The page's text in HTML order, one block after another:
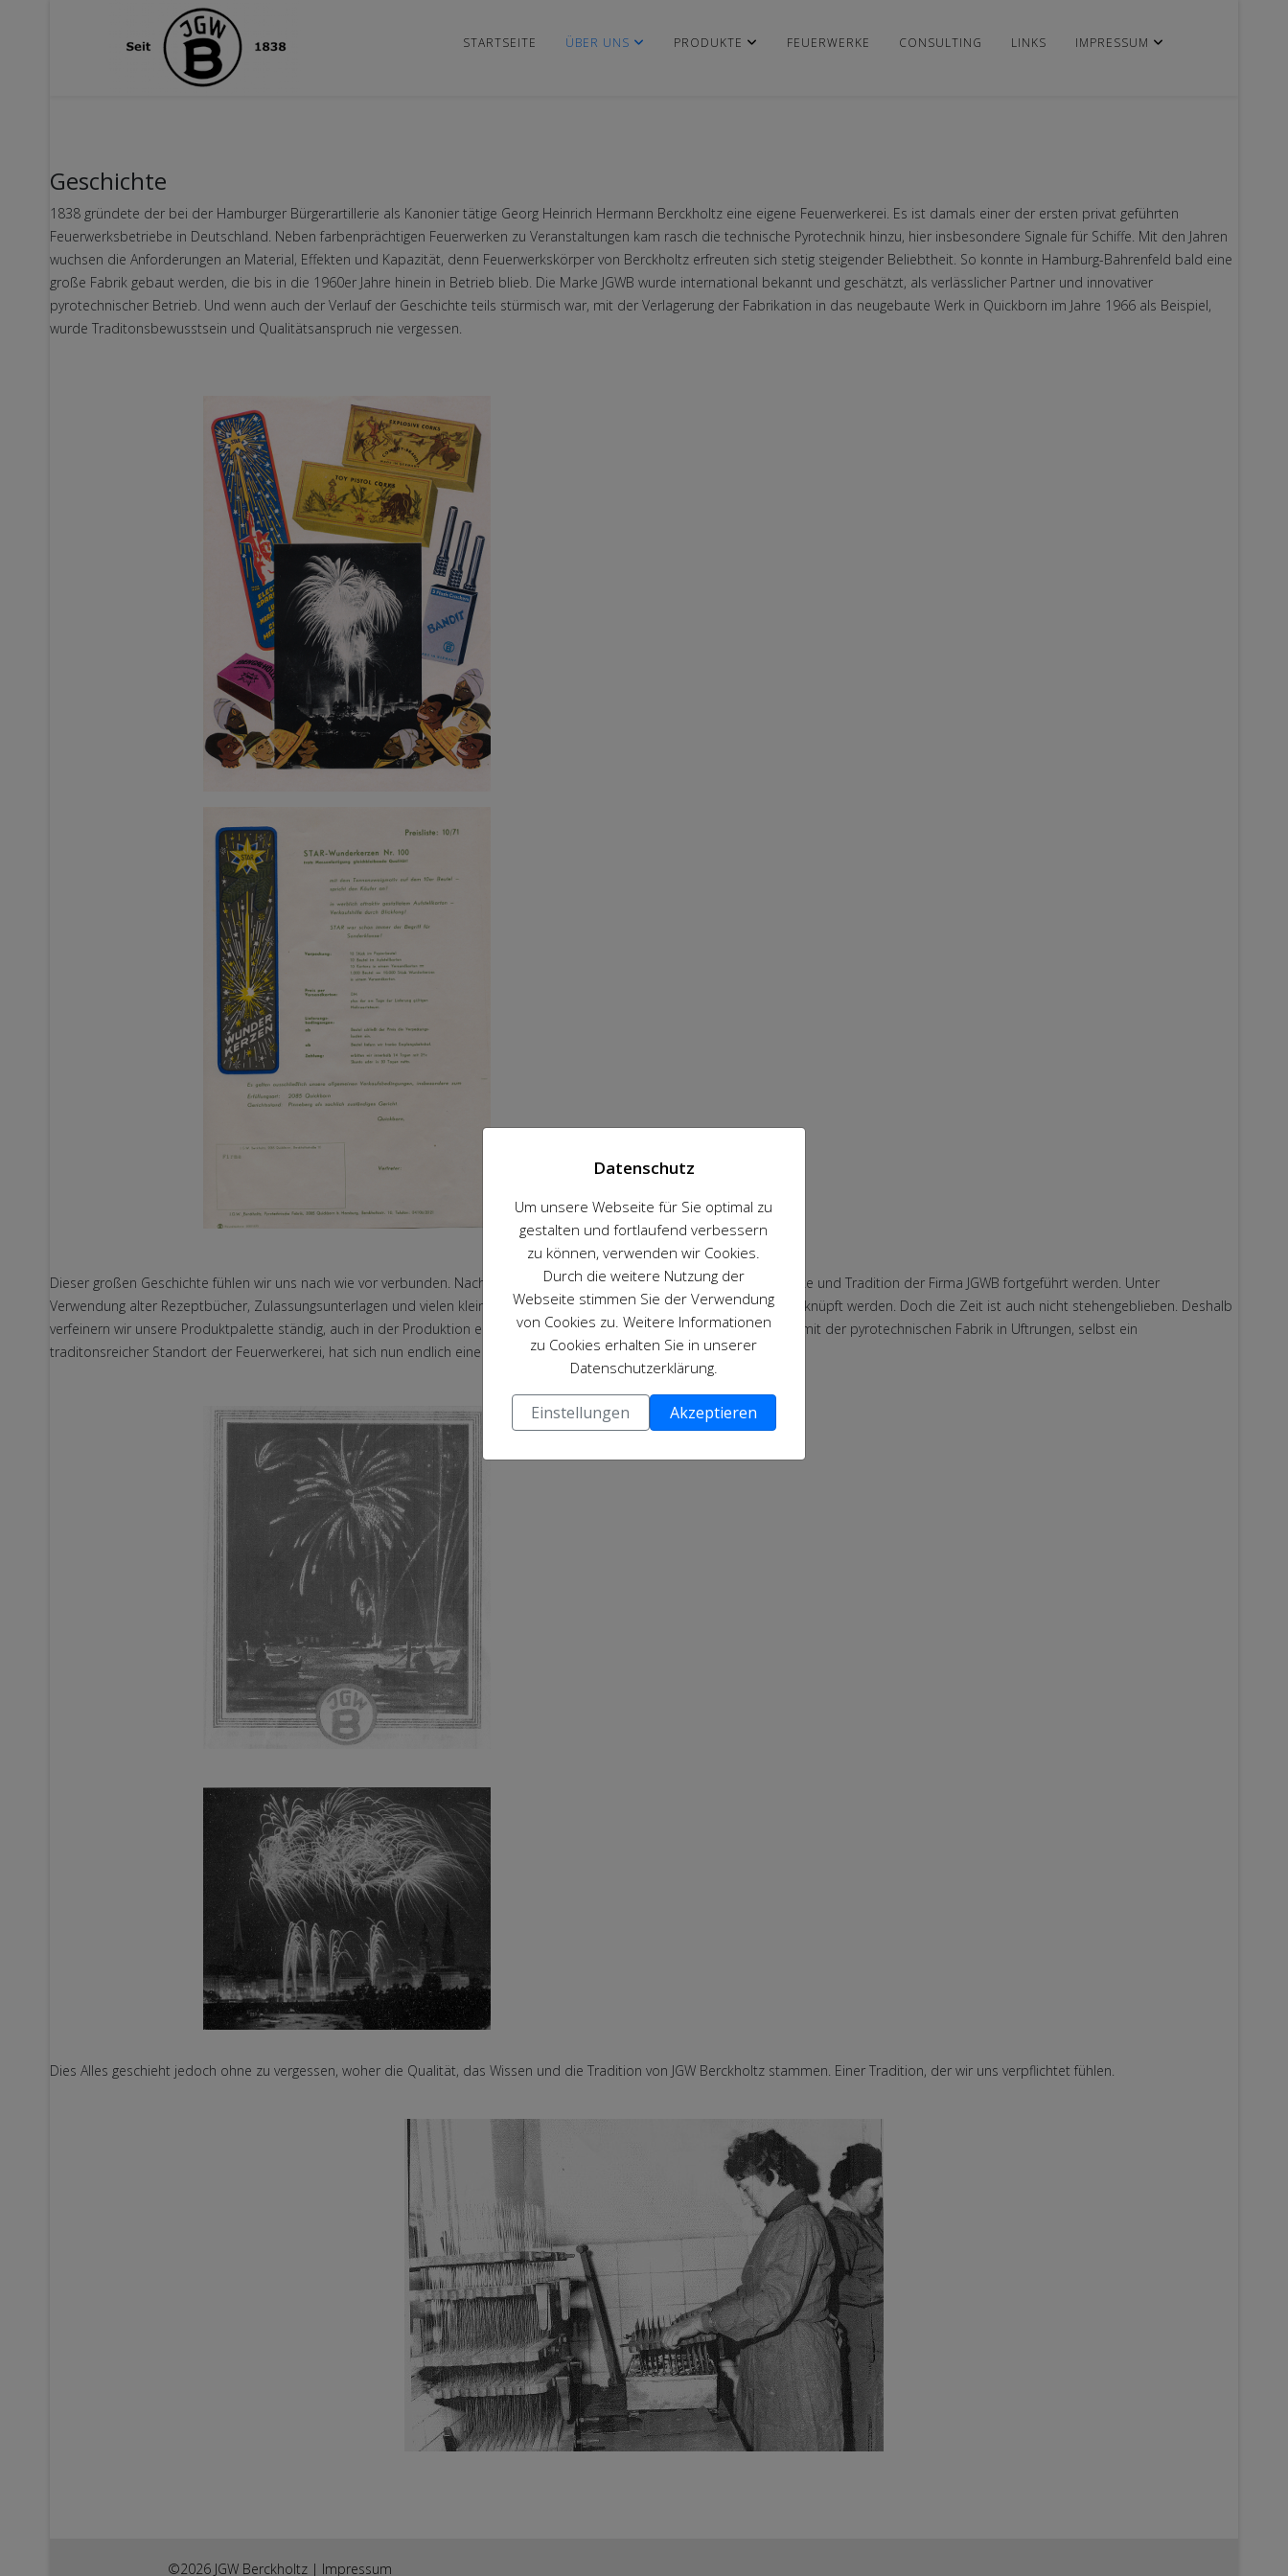
STARTSEITE ÜBER UNS PRODUKTE FEUERWERKE CONSULTING LINKS IMPRESSUM
Geschichte
1838 gründete der bei der Hamburger Bürgerartillerie als Kanonier tätige Georg Heinrich Hermann Berckholtz eine eigene Feuerwerkerei. Es ist damals einer der ersten privat geführten
Feuerwerksbetriebe in Deutschland. Neben farbenprächtigen Feuerwerken zu Veranstaltungen kam rasch die technische Pyrotechnik hinzu, hier insbesondere Signale für Schiffe. Mit den Jahren
wuchsen die Anforderungen an Material, Effekten und Kapazität, denn Feuerwerkskörper von Berckholtz erfreuten sich stetig steigender Beliebtheit. So konnte in Hamburg-Bahrenfeld bald eine
große Fabrik gebaut werden, die bis in die 1960er Jahre hinein in Betrieb blieb. Die Marke JGWB wurde international bekannt und geschätzt, als verlässlicher Partner und innovativer
pyrotechnischer Betrieb. Und wenn auch der Verlauf der Geschichte teils stürmisch war, mit der Verlagerung der Fabrikation in das neugebaute Werk in Quickborn im Jahre 1966 als Beispiel,
wurde Traditonsbewusstsein und Qualitätsanspruch nie vergessen.
Dieser großen Geschichte fühlen wir uns nach wie vor verbunden. Nach etlichen Jahren der Inaktivität konnte 2013 die Marke und Tradition der Firma JGWB fortgeführt werden. Unter
Verwendung alter Rezeptbücher, Zulassungsunterlagen und vielen kleinen Firmengeheimnissen kann nun endlich dort angeknüpft werden. Doch die Zeit ist auch nicht stehengeblieben. Deshalb
verfeinern wir unsere Produktpalette ständig, auch in der Produktion ergaben sich mit den Jahren neue Möglichkeiten und mit der pyrotechnischen Fabrik in Uftrungen, selbst ein
traditonsreicher Standort der Feuerwerkerei, hat sich nun endlich eine neue Heimat gefunden.
Dies Alles geschieht jedoch ohne zu vergessen, woher die Qualität, das Wissen und die Tradition von JGW Berckholtz stammen. Einer Tradition, der wir uns verpflichtet fühlen.
©2026 JGW Berckholtz | Impressum
Datenschutz
Um unsere Webseite für Sie optimal zu
gestalten und fortlaufend verbessern
zu können, verwenden wir Cookies.
Durch die weitere Nutzung der
Webseite stimmen Sie der Verwendung
von Cookies zu. Weitere Informationen
zu Cookies erhalten Sie in unserer
Datenschutzerklärung.
Einstellungen Akzeptieren